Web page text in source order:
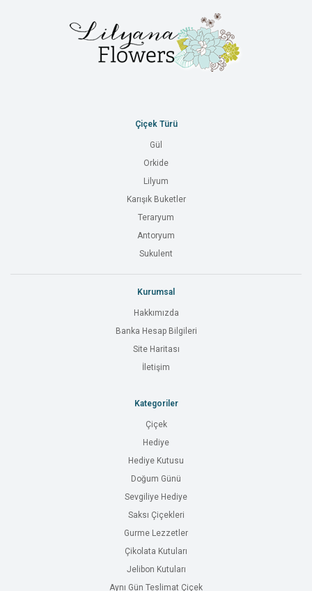
Çiçek Türü
Gül
Orkide
Lilyum
Karışık Buketler
Teraryum
Antoryum
Sukulent
Kurumsal
Hakkımızda
Banka Hesap Bilgileri
Site Haritası
İletişim
Kategoriler
Çiçek
Hediye
Hediye Kutusu
Doğum Günü
Sevgiliye Hediye
Saksı Çiçekleri
Gurme Lezzetler
Çikolata Kutuları
Jelibon Kutuları
Aynı Gün Teslimat Çiçek